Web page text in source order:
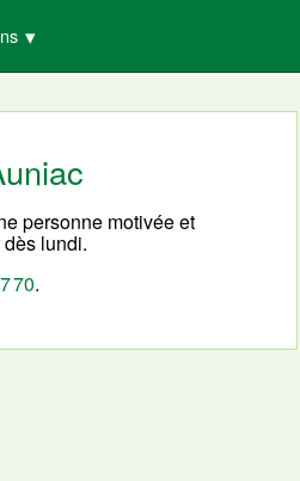
personne motivée et
lundi.
70.